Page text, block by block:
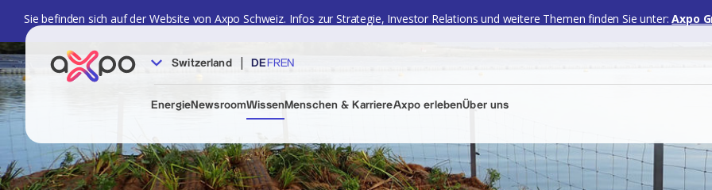
Sie befinden sich auf der Website von Axpo Schweiz. Infos zur Strategie, Investor Relations und weitere Themen finden Sie unter: Axpo
Switzerland | DE FREN
EnergieNewsroomWissenMenschen & KarriereAxpo erlebenÜber uns